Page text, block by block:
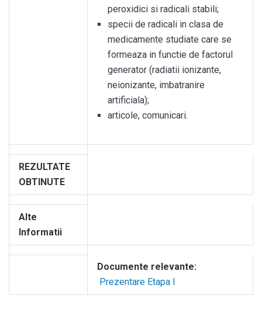
peroxidici si radicali stabili;
specii de radicali in clasa de
medicamente studiate care se
formeaza in functie de factorul
generator (radiatii ionizante,
neionizante, imbatranire
artificiala);
articole, comunicari.
REZULTATE
OBTINUTE
Alte
Informatii
Documente relevante:
Prezentare Etapa I